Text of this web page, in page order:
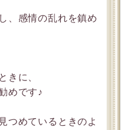
、感情の乱れを鎮め
きに、
めです♪
つめているときのよ